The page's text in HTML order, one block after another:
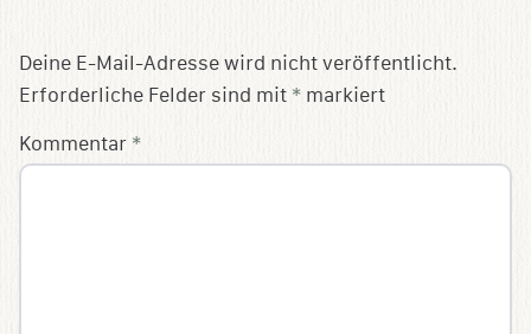
Deine E-Mail-Adresse wird nicht veröffentlicht.
Erforderliche Felder sind mit * markiert
Kommentar *